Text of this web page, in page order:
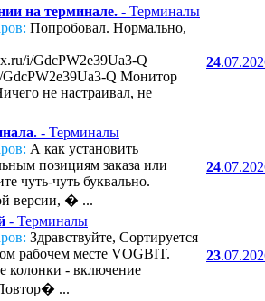
на терминале. - Терминалы
Попробовал. Нормально,
i/GdcPW2e39Ua3-Q
GdcPW2e39Ua3-Q Монитор
не настраивал, не
24
- Терминалы
А как установить
позициям заказа или
чуть-чуть буквально.
версии, � ...
24
- Терминалы
Здравствуйте, Сортируется
рабочем месте VOGBIT.
колонки - включение
...
23